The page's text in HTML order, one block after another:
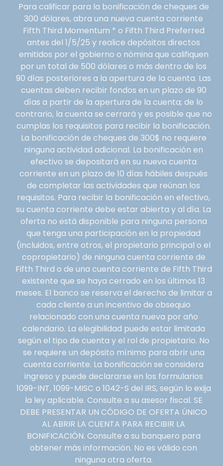
Para calificar para la bonificación de cheques de
300 dólares, abra una nueva cuenta corriente
Fifth Third Momentum * o Fifth Third Preferred
antes del 1/5/25 y realice depósitos directos
emitidos por el gobierno o nómina que califiquen
por un total de 500 dólares o más dentro de los
90 días posteriores a la apertura de la cuenta. Las
cuentas deben recibir fondos en un plazo de 90
días a partir de la apertura de la cuenta; de lo
contrario, la cuenta se cerrará y es posible que no
cumplas los requisitos para recibir la bonificación.
La bonificación de cheques de 300$ no requiere
ninguna actividad adicional. La bonificación en
efectivo se depositará en su nueva cuenta
corriente en un plazo de 10 días hábiles después
de completar las actividades que reúnan los
requisitos. Para recibir la bonificación en efectivo,
su cuenta corriente debe estar abierta y al día. La
oferta no está disponible para ninguna persona
que tenga una participación en la propiedad
(incluidos, entre otros, el propietario principal o el
copropietario) de ninguna cuenta corriente de
Fifth Third o de una cuenta corriente de Fifth Third
existente que se haya cerrado en los últimos 13
meses. El banco se reserva el derecho de limitar a
cada cliente a un incentivo de obsequio
relacionado con una cuenta nueva por año
calendario. La elegibilidad puede estar limitada
según el tipo de cuenta y el rol de propietario. No
se requiere un depósito mínimo para abrir una
cuenta corriente. La bonificación se considera
ingreso y puede declararse en los formularios
1099-INT, 1099-MISC o 1042-S del IRS, según lo exija
la ley aplicable. Consulte a su asesor fiscal. SE
DEBE PRESENTAR UN CÓDIGO DE OFERTA ÚNICO
AL ABRIR LA CUENTA PARA RECIBIR LA
BONIFICACIÓN. Consulte a su banquero para
obtener más información. No es válido con
ninguna otra oferta.